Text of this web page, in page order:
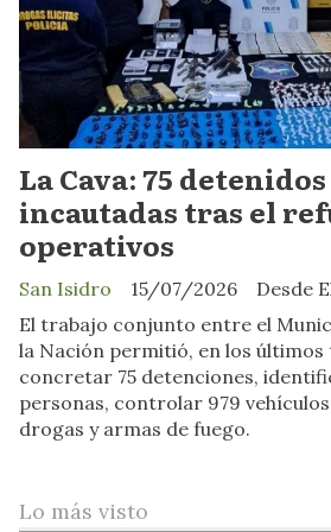
La Cava: 75
incautadas tras el
operativos
Desde
San Isidro
15/07/2026
El trabajo conjunto entre el
la Nación permitió, en los últimos
concretar 75 detenciones,
personas, controlar 979
drogas y armas de fuego.
Lo más visto